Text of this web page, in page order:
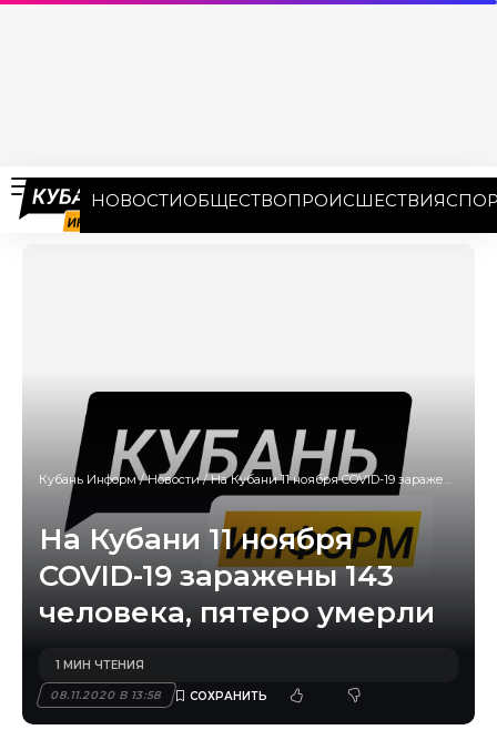
НОВОСТИОБЩЕСТВОПРОИСШЕСТВИЯ
Кубань Информ/Новости/На Кубани 11 ноября COVID-19 заражены 143 человека, пятеро умерли
На Кубани 11 ноября
COVID-19 заражены 143
человека, пятеро умерли
08.11.2020 В 13:58
1 МИН ЧТЕНИЯ